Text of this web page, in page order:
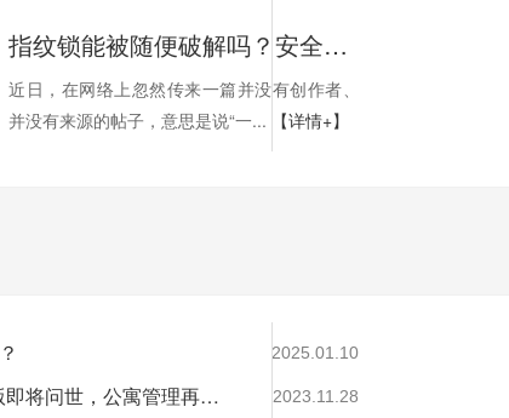
指纹锁能被随便破解吗？安全性高不高？
近日，在网络上忽然传来一篇并没有创作者、
并没有来源的帖子，意思是说“一...
【详情+】
2025.01.10
寓小弟智能公寓管理系统4.0版即将问世，公寓管理再升级！ 2023.11.28